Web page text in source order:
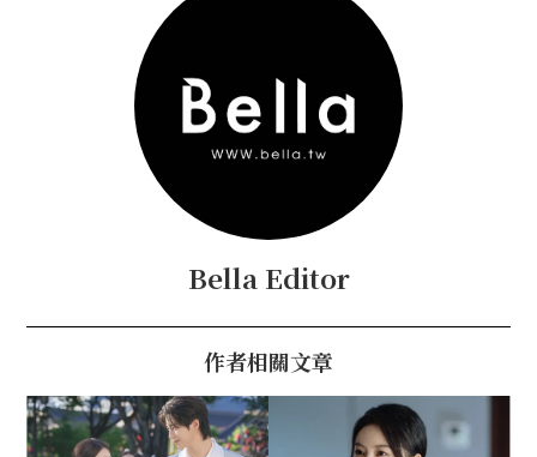
Bella Editor
作者相關文章